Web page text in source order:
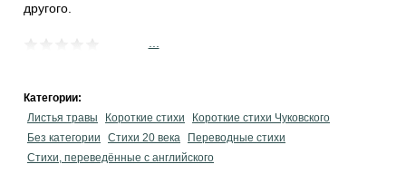
другого.
Категории:
Листья травы
Короткие стихи
Короткие стихи Чуковского
Без категории
Стихи 20 века
Переводные стихи
Стихи, переведённые с английского